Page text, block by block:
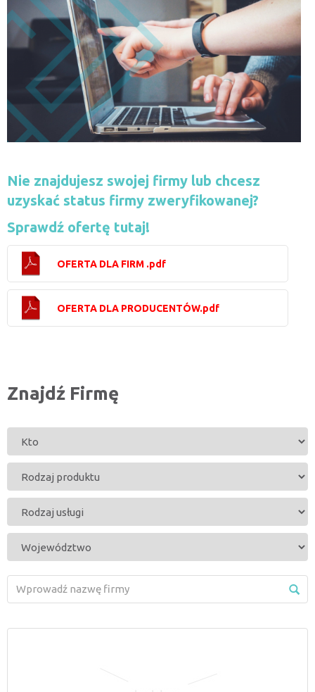
Nie znajdujesz swojej firmy lub chcesz
uzyskać status firmy zweryfikowanej?
Sprawdź ofertę tutaj!
OFERTA DLA FIRM .pdf
OFERTA DLA PRODUCENTÓW.pdf
Znajdź Firmę